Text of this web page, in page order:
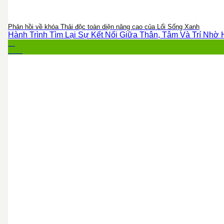
Phản hồi về khóa Thải độc toàn diện nâng cao của Lối Sống Xanh
Hành Trình Tìm Lại Sự Kết Nối Giữa Thân, Tâm Và Trí Nhờ